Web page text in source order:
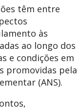
têm entre
às
ao longo dos
e condições em
promovidas pela
(ANS).